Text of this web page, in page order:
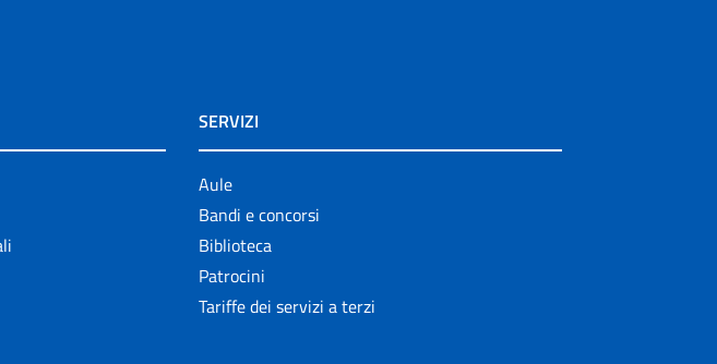
SERVIZI
Aule
Bandi e concorsi
Biblioteca
Patrocini
Tariffe dei servizi a terzi